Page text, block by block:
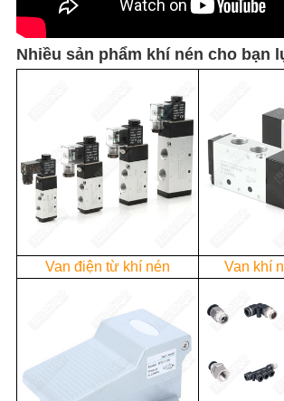
Nhiều sản phẩm khí nén cho bạn
Van điện từ khí nén Van khí